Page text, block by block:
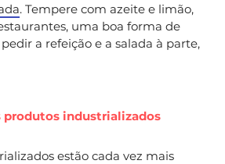
. Tempere com azeite e limão,
uma boa forma de
a refeição e a salada à parte,
produtos industrializados
estão cada vez mais